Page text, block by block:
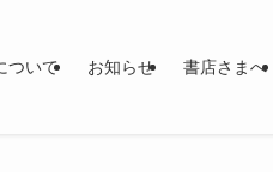
ついて お知らせ 書店さまへ